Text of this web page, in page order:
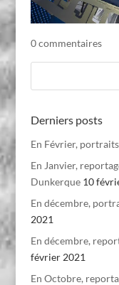
0 commentaires
Derniers posts
En Février,
En Janvier,
Dunkerque 10
En décembre,
2021
En décembre,
février 2021
En Octobre,